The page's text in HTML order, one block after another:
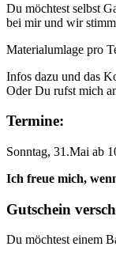
Du möchtest selbst
bei mir und wir
Materialumlage pro
Infos dazu und das
Oder Du rufst mich
Termine:
Sonntag, 31.Mai ab
Ich freue mich,
Gutschein
Du möchtest einem